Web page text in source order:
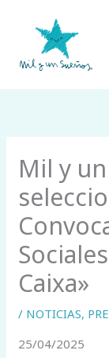
contenido
Mil y
Caixa»
/ NOTICIAS,
25/04/2025